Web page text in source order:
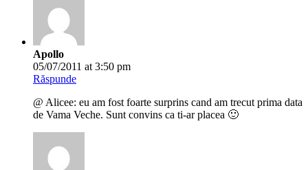
Apollo
05/07/2011 at 3:50 pm
Răspunde
@ Alicee: eu am fost foarte surprins cand am trecut prima data
de Vama Veche. Sunt convins ca ti-ar placea 🙂